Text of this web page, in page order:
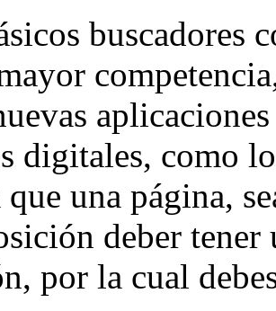
buscadores
digitales, como
que una página,
deber tener
por la cual